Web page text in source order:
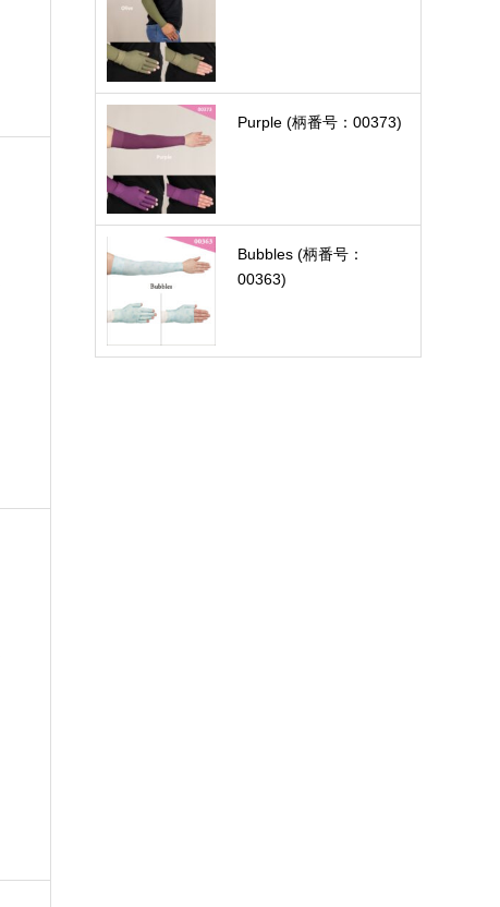
Purple (柄番号：00373)
Bubbles (柄番号：
00363)